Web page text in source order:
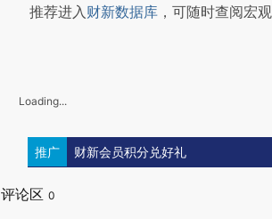
推荐进入财新数据库 ，可随时查阅宏
Loading...
推广 财新会员积分兑好礼
评论区 0